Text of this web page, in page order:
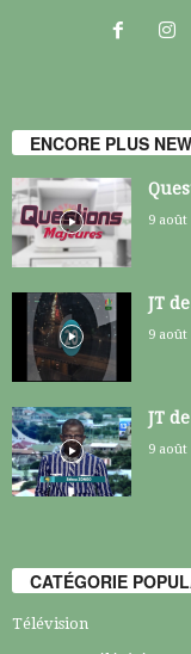
ENCORE PLUS
9 août
JT
9 août
JT
9 août
CATÉGORIE
Télévision